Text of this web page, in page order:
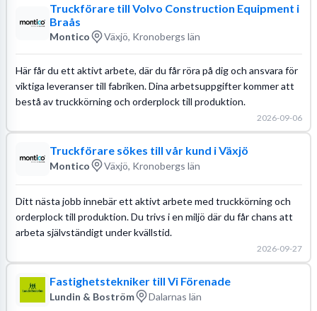
Truckförare till Volvo Construction Equipment i
Braås
Montico Växjö, Kronobergs län
Här får du ett aktivt arbete, där du får röra på dig och ansvara för
viktiga leveranser till fabriken. Dina arbetsuppgifter kommer att
bestå av truckkörning och orderplock till produktion.
2026-09-06
Truckförare sökes till vår kund i Växjö
Montico Växjö, Kronobergs län
Ditt nästa jobb innebär ett aktivt arbete med truckkörning och
orderplock till produktion. Du trivs i en miljö där du får chans att
arbeta självständigt under kvällstid.
2026-09-27
Fastighetstekniker till Vi Förenade
Lundin & Boström Dalarnas län